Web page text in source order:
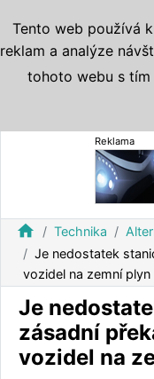
Reklama
home Technika
Je nedostatek
vozidel na zemní plyn
Je
zásadní
vozidel na
Tento web používá
reklam a analýze
tohoto webu s tím